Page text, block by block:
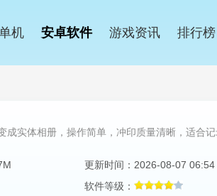
机 安卓软件 游戏资讯 排行榜
成实体相册，操作简单，冲印质量清晰，适合记
更新时间：2026-08-07 06:54
软件等级：